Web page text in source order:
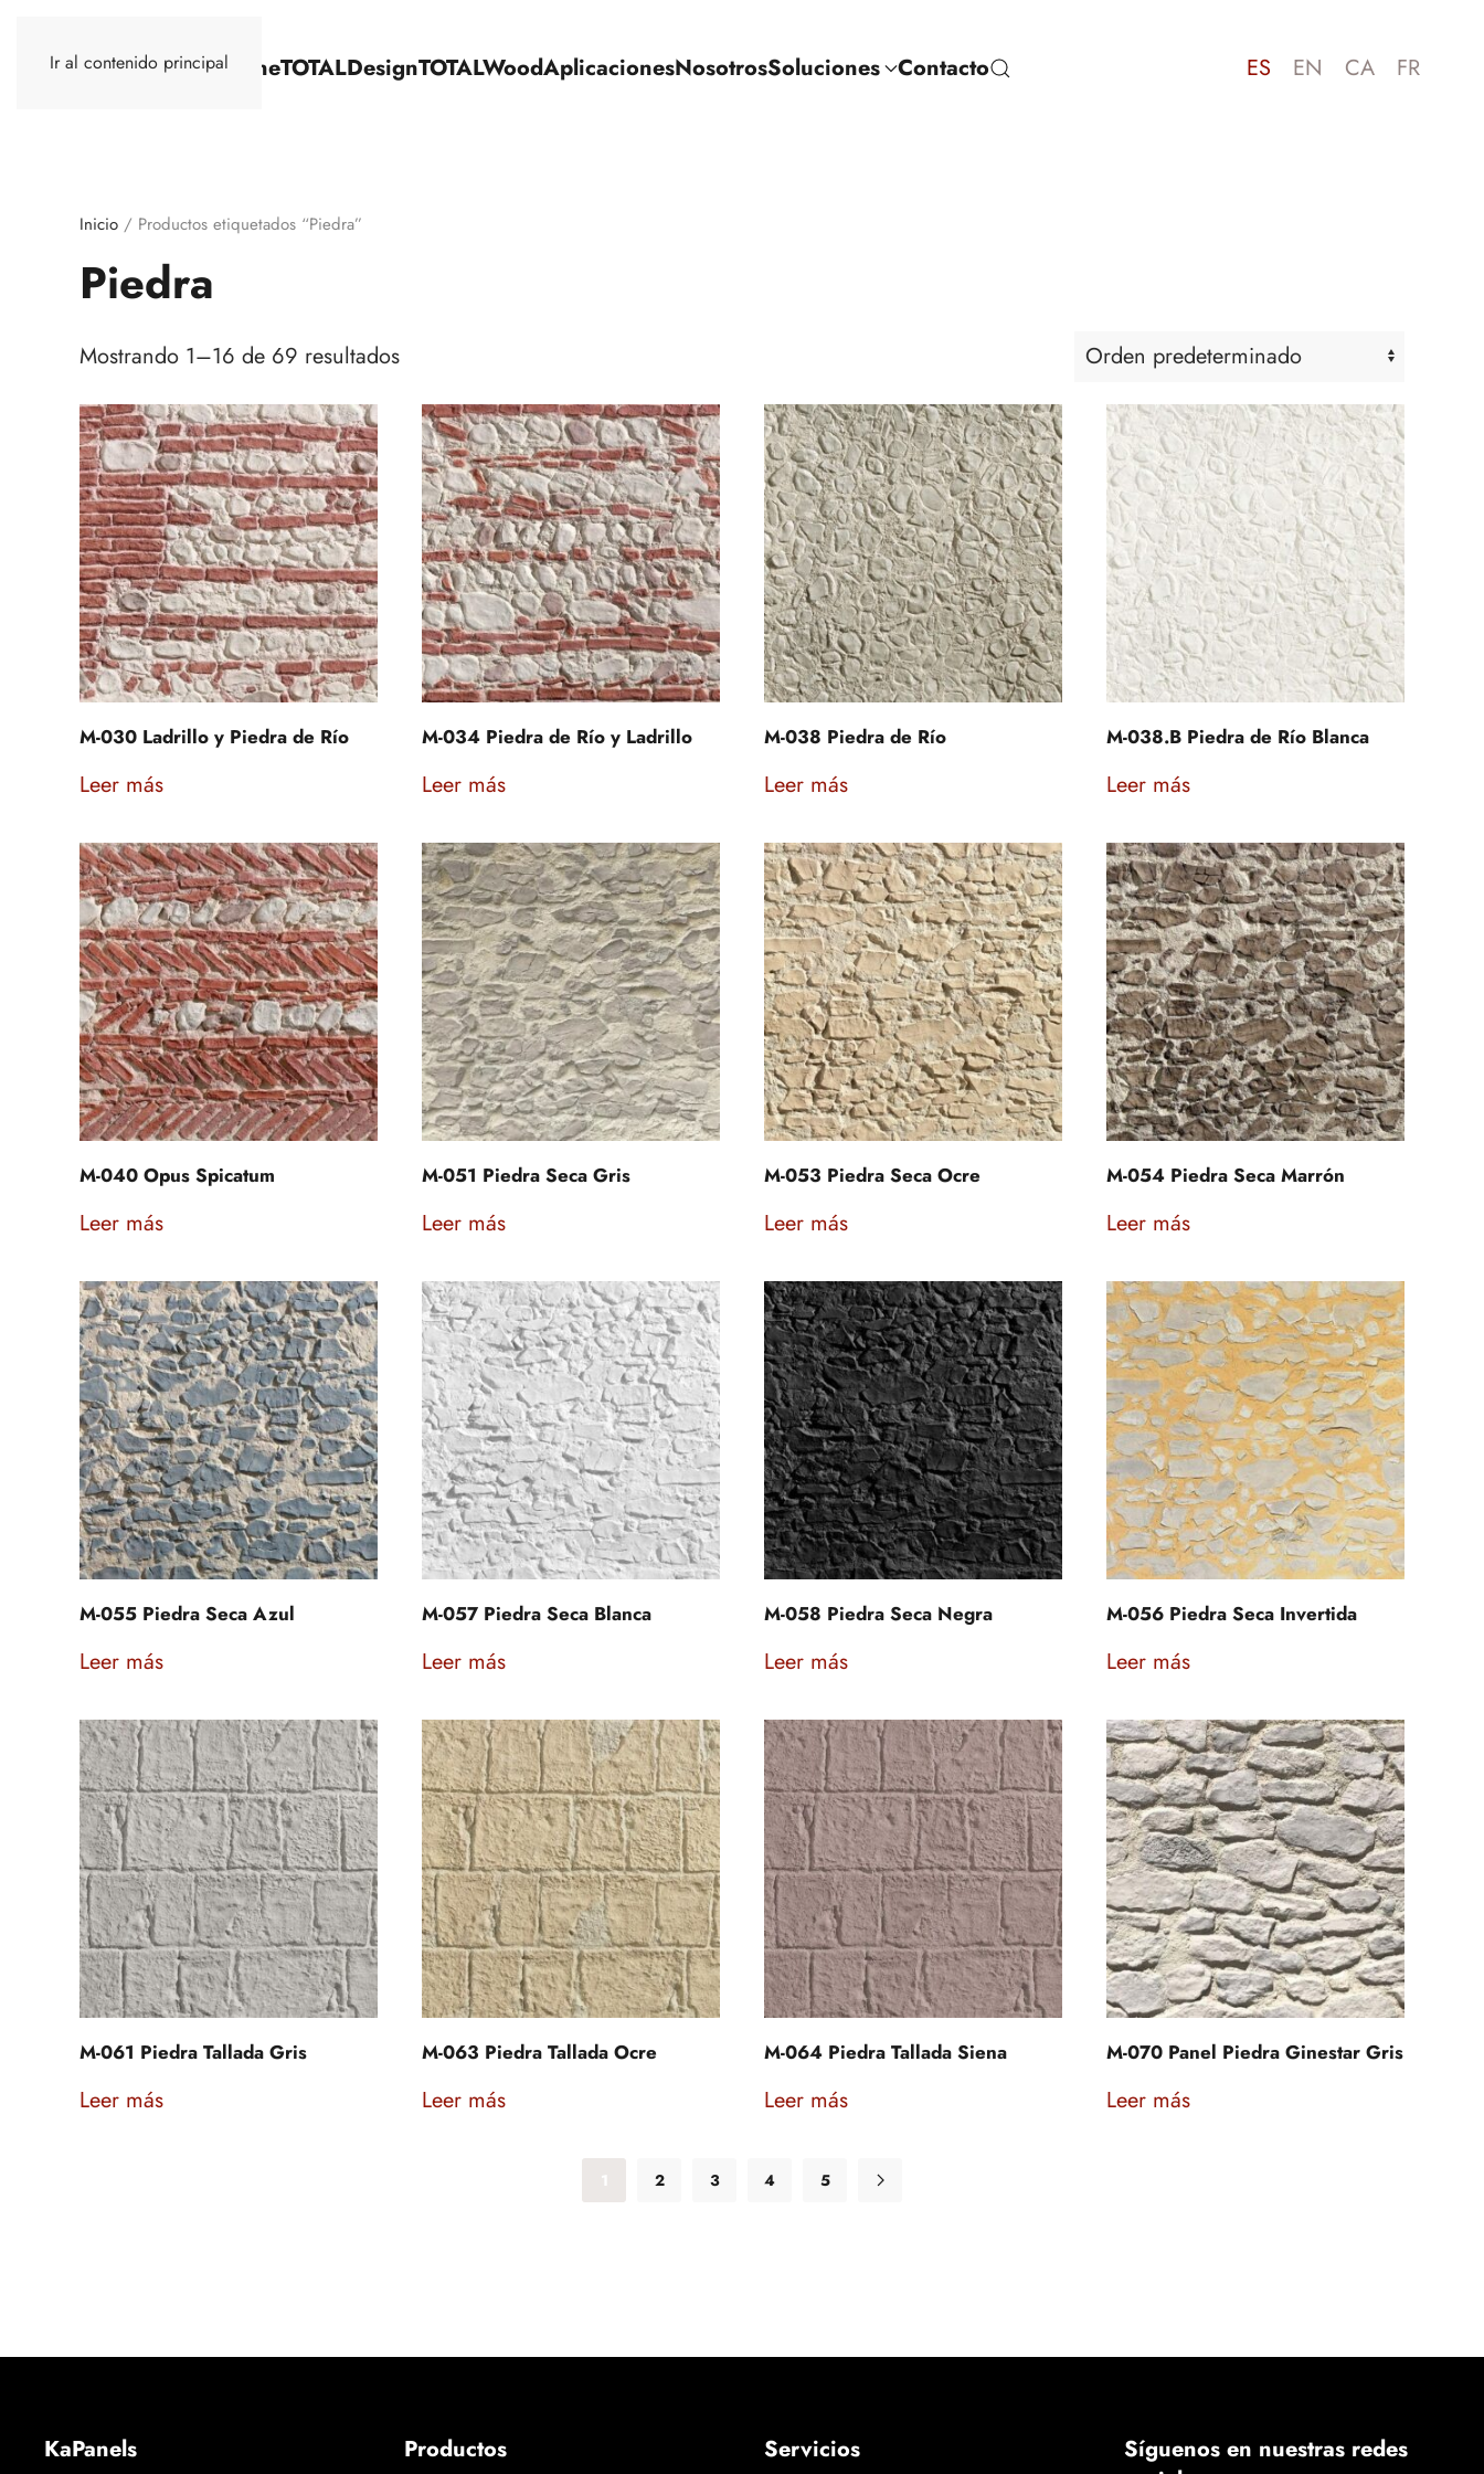
Ir al contenido principal
TOTALStoneTOTALDesignTOTALWoodAplicacionesNosotrosSoluciones Contacto ES EN CA FR
Inicio / Productos etiquetados “Piedra”
Piedra
Mostrando 1–16 de 69 resultados
M-030 Ladrillo y Piedra de Río
Leer más
M-034 Piedra de Río y Ladrillo
Leer más
M-038 Piedra de Río
Leer más
M-038.B Piedra de Río Blanca
Leer más
M-040 Opus Spicatum
Leer más
M-051 Piedra Seca Gris
Leer más
M-053 Piedra Seca Ocre
Leer más
M-054 Piedra Seca Marrón
Leer más
M-055 Piedra Seca Azul
Leer más
M-057 Piedra Seca Blanca
Leer más
M-058 Piedra Seca Negra
Leer más
M-056 Piedra Seca Invertida
Leer más
M-061 Piedra Tallada Gris
Leer más
M-063 Piedra Tallada Ocre
Leer más
M-064 Piedra Tallada Siena
Leer más
M-070 Panel Piedra Ginestar Gris
Leer más
1 2 3 4 5
KaPanels Productos Servicios
Síguenos en nuestras redes